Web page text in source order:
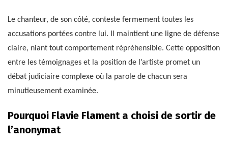
Le chanteur, de son côté, conteste fermement toutes les
accusations portées contre lui. Il maintient une ligne de défense
claire, niant tout comportement répréhensible. Cette opposition
entre les témoignages et la position de l’artiste promet un
débat judiciaire complexe où la parole de chacun sera
minutieusement examinée.
Pourquoi Flavie Flament a choisi de sortir de
l’anonymat